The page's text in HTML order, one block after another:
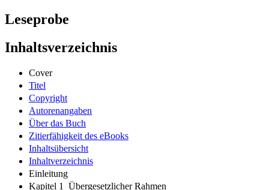
Leseprobe
Inhaltsverzeichnis
Cover
Titel
Copyright
Autorenangaben
Über das Buch
Zitierfähigkeit des eBooks
Inhaltsübersicht
Inhaltverzeichnis
Einleitung
Kapitel 1 Übergesetzlicher Rahmen